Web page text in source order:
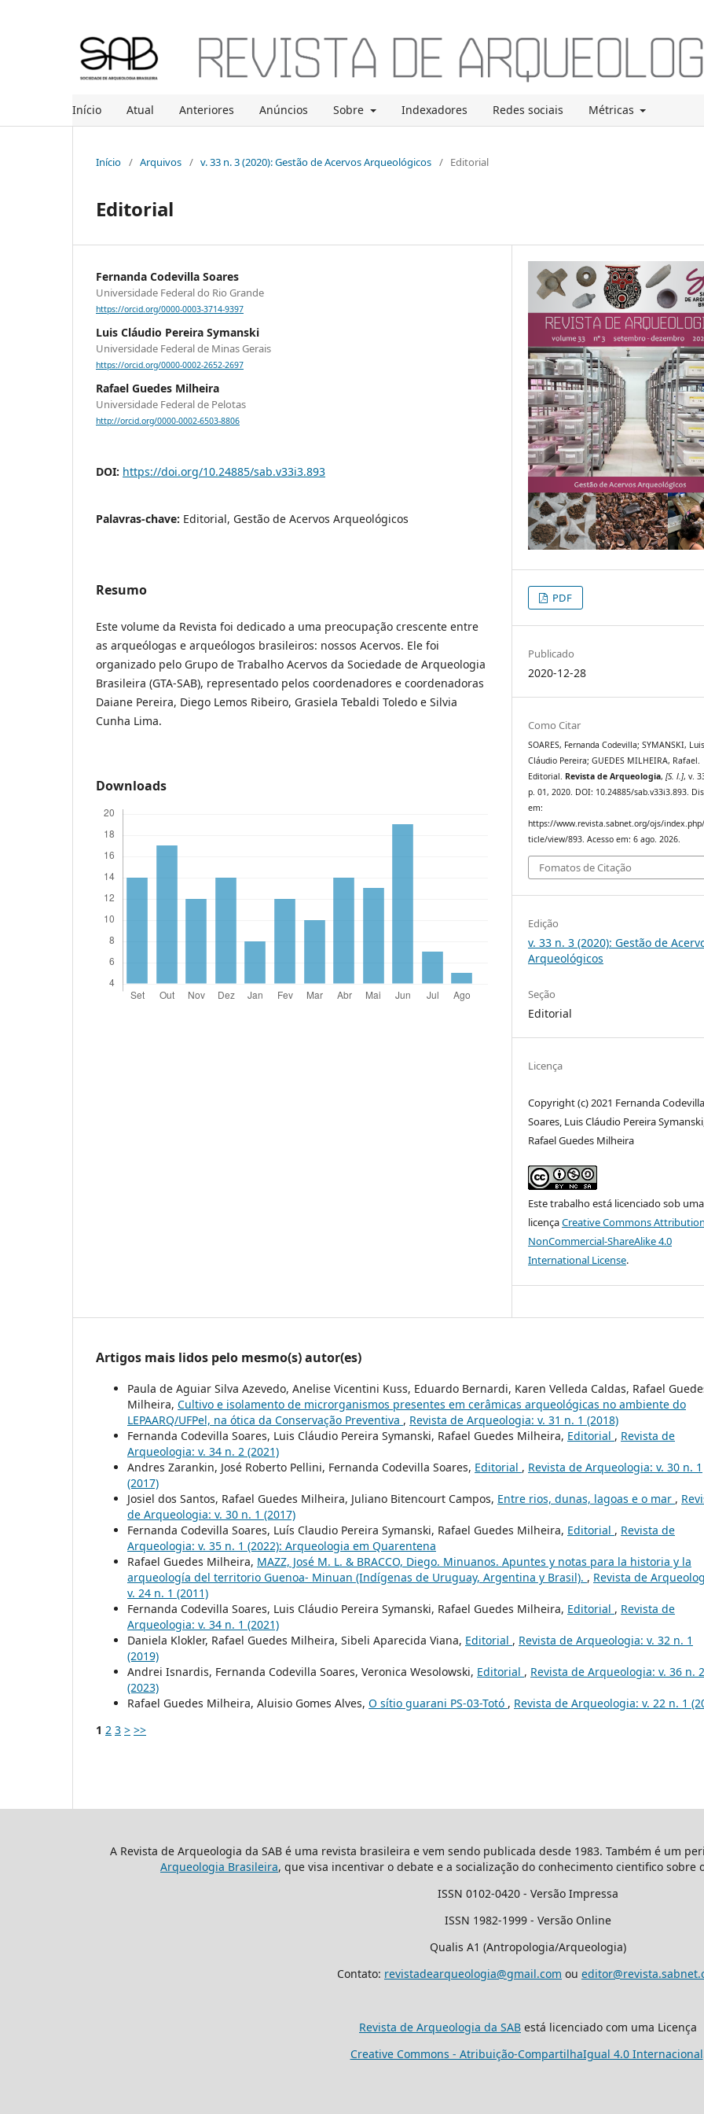
Início Atual Anteriores Anúncios Sobre Indexadores Redes sociais Métricas
Início / Arquivos / v. 33 n. 3 (2020): Gestão de Acervos Arqueológicos / Editorial
Editorial
Fernanda Codevilla Soares
Universidade Federal do Rio Grande
https://orcid.org/0000-0003-3714-9397
Luis Cláudio Pereira Symanski
Universidade Federal de Minas Gerais
https://orcid.org/0000-0002-2652-2697
Rafael Guedes Milheira
Universidade Federal de Pelotas
http://orcid.org/0000-0002-6503-8806
DOI: https://doi.org/10.24885/sab.v33i3.893
Palavras-chave: Editorial, Gestão de Acervos Arqueológicos
Resumo
Este volume da Revista foi dedicado a uma preocupação crescente entre
as arqueólogas e arqueólogos brasileiros: nossos Acervos. Ele foi
organizado pelo Grupo de Trabalho Acervos da Sociedade de Arqueologia
Brasileira (GTA-SAB), representado pelos coordenadores e coordenadoras
Daiane Pereira, Diego Lemos Ribeiro, Grasiela Tebaldi Toledo e Silvia
Cunha Lima.
Downloads
PDF
Publicado
2020-12-28
Como Citar
SOARES, Fernanda Codevilla; SYMANSKI, Luis
Cláudio Pereira; GUEDES MILHEIRA, Rafael.
Editorial. Revista de Arqueologia,[S. l.], v.
p. 01, 2020. DOI: 10.24885/sab.v33i3.893.
em:
https://www.revista.sabnet.org/ojs/
ticle/view/893. Acesso em: 6 ago. 2026.
Fomatos de Citação
Edição
v. 33 n. 3 (2020): Gestão de
Arqueológicos
Seção
Editorial
Licença
Copyright (c) 2021 Fernanda Codevilla
Soares, Luis Cláudio Pereira
Rafael Guedes Milheira
Este trabalho está licenciado sob uma
licençaCreative Commons
NonCommercial-ShareAlike 4.0
International License.
Artigos mais lidos pelo mesmo(s) autor(es)
Paula de Aguiar Silva Azevedo, Anelise Vicentini Kuss, Eduardo Bernardi, Karen Velleda Caldas, Rafael
Milheira, Cultivo e isolamento de microrganismos presentes em cerâmicas arqueológicas no ambiente do
LEPAARQ/UFPel, na ótica da Conservação Preventiva , Revista de Arqueologia: v. 31 n. 1 (2018)
Fernanda Codevilla Soares, Luis Cláudio Pereira Symanski, Rafael Guedes Milheira, Editorial , Revista de
Arqueologia: v. 34 n. 2 (2021)
Andres Zarankin, José Roberto Pellini, Fernanda Codevilla Soares, Editorial , Revista de Arqueologia: v. 30 n. 1
(2017)
Josiel dos Santos, Rafael Guedes Milheira, Juliano Bitencourt Campos, Entre rios, dunas, lagoas e o mar ,
de Arqueologia: v. 30 n. 1 (2017)
Fernanda Codevilla Soares, Luís Claudio Pereira Symanski, Rafael Guedes Milheira, Editorial , Revista de
Arqueologia: v. 35 n. 1 (2022): Arqueologia em Quarentena
Rafael Guedes Milheira, MAZZ, José M. L. & BRACCO, Diego. Minuanos. Apuntes y notas para la historia y la
arqueología del territorio Guenoa- Minuan (Indígenas de Uruguay, Argentina y Brasil). , Revista de
v. 24 n. 1 (2011)
Fernanda Codevilla Soares, Luis Cláudio Pereira Symanski, Rafael Guedes Milheira, Editorial , Revista de
Arqueologia: v. 34 n. 1 (2021)
Daniela Klokler, Rafael Guedes Milheira, Sibeli Aparecida Viana, Editorial , Revista de Arqueologia: v. 32 n. 1
(2019)
Andrei Isnardis, Fernanda Codevilla Soares, Veronica Wesolowski, Editorial , Revista de Arqueologia: v. 36 n. 2
(2023)
Rafael Guedes Milheira, Aluisio Gomes Alves, O sítio guarani PS-03-Totó , Revista de Arqueologia: v. 22 n. 1
1 2 3 > >>
A Revista de Arqueologia da SAB é uma revista brasileira e vem sendo publicada desde 1983. Também é um
Arqueologia Brasileira, que visa incentivar o debate e a socialização do conhecimento cientifico
ISSN 0102-0420 - Versão Impressa
ISSN 1982-1999 - Versão Online
Qualis A1 (Antropologia/Arqueologia)
Contato: revistadearqueologia@gmail.com ou
Revista de Arqueologia da SAB está licenciado com uma Licença
Creative Commons - Atribuição-CompartilhaIgual 4.0 Internacional